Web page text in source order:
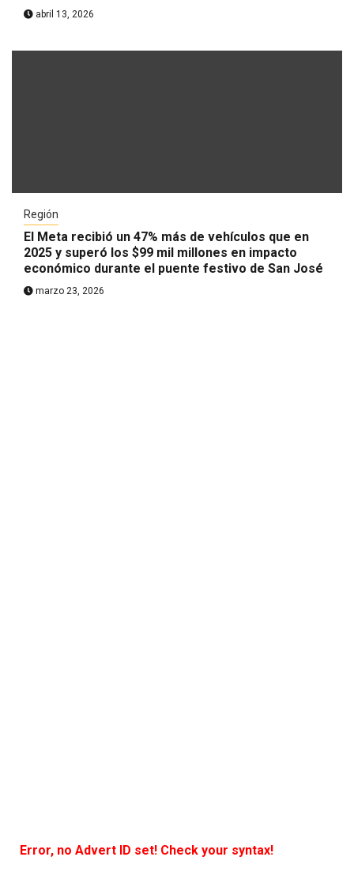
abril 13, 2026
Región
El Meta recibió un 47% más de vehículos que en
2025 y superó los $99 mil millones en impacto
económico durante el puente festivo de San José
marzo 23, 2026
Error, no Advert ID set! Check your syntax!